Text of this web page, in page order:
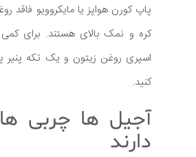
پاپ کورن هواپز یا مایکروویو فاقد
کره و نمک بالای هستند. برای
اسپری روغن زیتون و یک تکه پنیر
کنید.
آجیل ها چربی
دارند